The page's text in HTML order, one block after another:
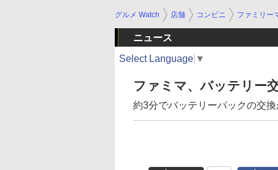
グルメ Watch 店舗 コンビニ ファミリー
ニュース
Select Language ▼
ファミマ、バッテリー
約3分でバッテリーパックの交